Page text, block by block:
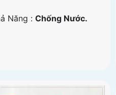
Năng :Chống Nước.